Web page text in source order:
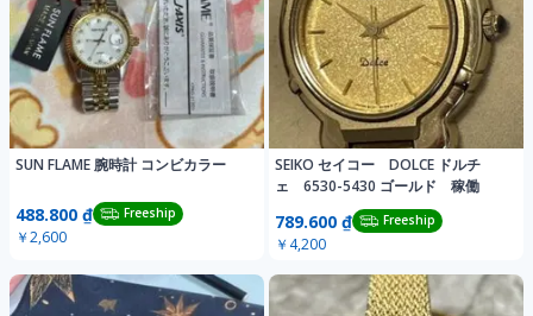
SUN FLAME 腕時計 コンビカラー
488.800 ₫ Freeship
￥2,600
SEIKO セイコー DOLCE ドルチ
ェ 6530-5430 ゴールド 稼働
789.600 ₫ Freeship
￥4,200